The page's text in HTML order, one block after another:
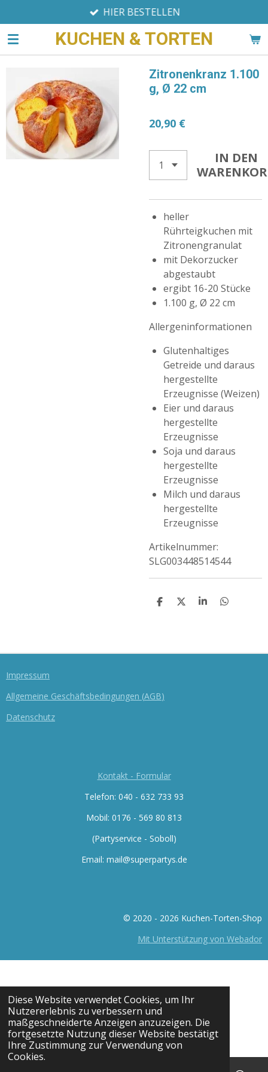
Diese Website verwendet Cookies, um Ihr
Nutzererlebnis zu verbessern und
maßgeschneiderte Anzeigen anzuzeigen. Die
fortgesetzte Nutzung dieser Website bestätigt
Ihre Zustimmung zur Verwendung von
Cookies.
Hauptinhalt
springen
KUCHEN & TORTEN
HIER BESTELLEN
Zitronenkranz 1.100
g, Ø 22 cm
20,90 €
IN DEN
heller
Rührteigkuchen mit
Zitronengranulat
mit Dekorzucker
abgestaubt
ergibt 16-20 Stücke
1.100 g, Ø 22 cm
Allergeninformationen
Glutenhaltiges
Getreide und daraus
hergestellte
Erzeugnisse (Weizen)
Eier und daraus
hergestellte
Erzeugnisse
Soja und daraus
hergestellte
Erzeugnisse
Milch und daraus
hergestellte
Erzeugnisse
Artikelnummer:
SLG003448514544
T
N
T
N
T
N
T
N
Impressum
Allgemeine Geschäftsbedingungen (AGB)
Datenschutz
Kontakt - Formular
Telefon: 040 - 632 733 93
Mobil: 0176 - 569 80 813
(Partyservice - Soboll)
Email: mail@superpartys.de
© 2020 - 2026 Kuchen-Torten-Shop
Mit Unterstützung von Webador